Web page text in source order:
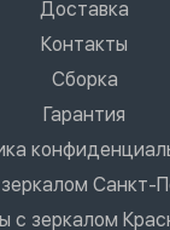
Доставка
Контакты
Сборка
Гарантия
Санкт-
с зеркалом